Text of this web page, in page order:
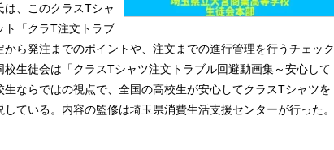
、このクラスTシャ
ト「クラT注文トラブ
ら発注までのポイントや、注文までの進行管理を行うチェック
生徒会は「クラスTシャツ注文トラブル回避動画集～安心して
ならではの視点で、全国の高校生が安心してクラスTシャツを
ている。内容の監修は埼玉県消費生活支援センターが行った。